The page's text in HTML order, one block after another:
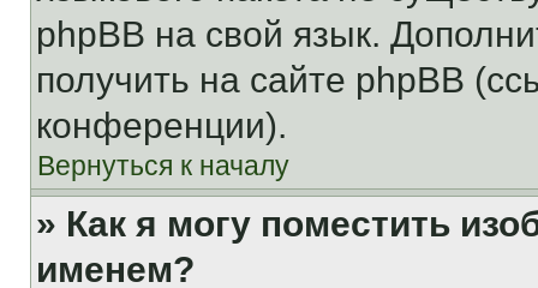
phpBB на свой язык.
получить на сайте phpBB
конференции).
Вернуться к началу
» Как я могу поместить
именем?